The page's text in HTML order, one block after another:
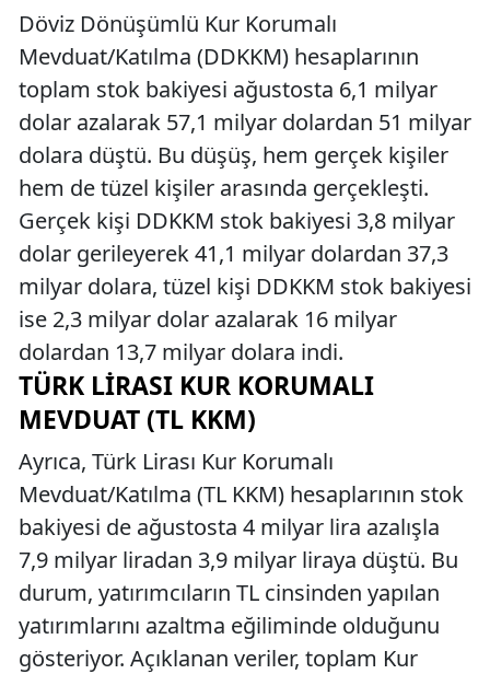
Döviz Dönüşümlü Kur Korumalı
Mevduat/Katılma (DDKKM) hesaplarının
toplam stok bakiyesi ağustosta 6,1 milyar
dolar azalarak 57,1 milyar dolardan 51 milyar
dolara düştü. Bu düşüş, hem gerçek kişiler
hem de tüzel kişiler arasında gerçekleşti.
Gerçek kişi DDKKM stok bakiyesi 3,8 milyar
dolar gerileyerek 41,1 milyar dolardan 37,3
milyar dolara, tüzel kişi DDKKM stok bakiyesi
ise 2,3 milyar dolar azalarak 16 milyar
dolardan 13,7 milyar dolara indi.
TÜRK LIRASI KUR KORUMALI
MEVDUAT (TL KKM)
Ayrıca, Türk Lirası Kur Korumalı
Mevduat/Katılma (TL KKM) hesaplarının stok
bakiyesi de ağustosta 4 milyar lira azalışla
7,9 milyar liradan 3,9 milyar liraya düştü. Bu
durum, yatırımcıların TL cinsinden yapılan
yatırımlarını azaltma eğiliminde olduğunu
gösteriyor. Açıklanan veriler, toplam Kur